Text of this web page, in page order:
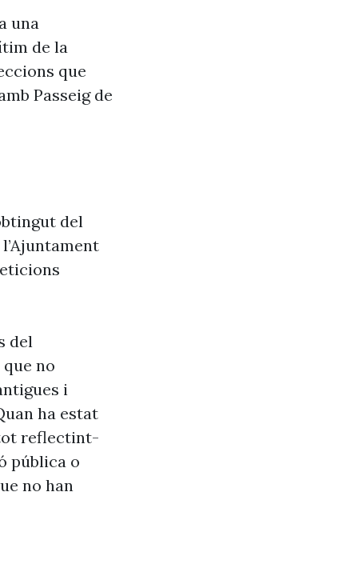
una
de la
que
Passeig de
del
del
no
i
ha estat
tot reflectint-
pública o
no han